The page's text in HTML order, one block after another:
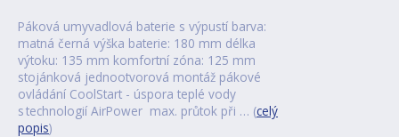
Páková umyvadlová baterie s výpustí barva:
matná černá výška baterie: 180 mm délka
výtoku: 135 mm komfortní zóna: 125 mm
stojánková jednootvorová montáž pákové
ovládání CoolStart - úspora teplé vody
s technologií AirPower max. průtok při … (celý
popis)